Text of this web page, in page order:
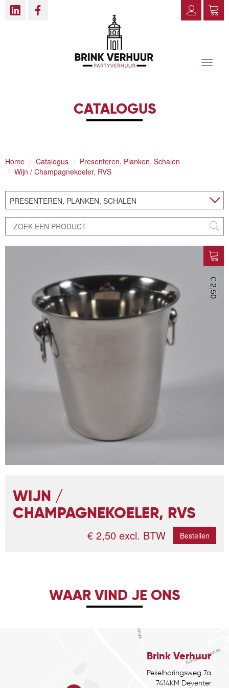
Toggle
CATALOGUS
Home Catalogus
Presenteren, Planken, Schalen
Wijn / Champagnekoeler, RVS
PRESENTEREN, PLANKEN, SCHALEN
€ 2,50
WIJN /
CHAMPAGNEKOELER, RVS
Bestellen
€ 2,50 excl. BTW
WAAR VIND JE ONS
Brink Verhuur
Pekelharingsweg 7a
7414KM Deventer